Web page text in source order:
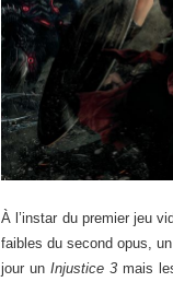
À l’instar du premier jeu
faibles du second opus,
jour un Injustice 3mais